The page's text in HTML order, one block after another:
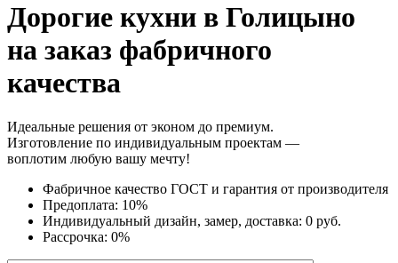
Дорогие кухни в Голицыно
на заказ фабричного
качества
Идеальные решения от эконом до премиум.
Изготовление по индивидуальным проектам —
воплотим любую вашу мечту!
Фабричное качество ГОСТ и гарантия от производителя
Предоплата: 10%
Индивидуальный дизайн, замер, доставка: 0 руб.
Рассрочка: 0%